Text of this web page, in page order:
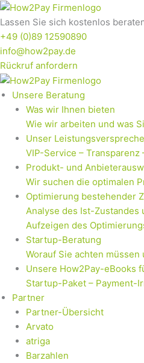
Zum
Inhalt
springen
Lassen Sie sich kostenlos
+49 (0)89 12590890
info@how2pay.de
Rückruf anfordern
Unsere Beratung
Was wir Ihnen bieten
Wie wir arbeiten und was
Unser
VIP-Service – Transparenz
Produkt- und
Wir suchen die optimalen
Optimierung bestehender
Analyse des Ist-Zustandes
Aufzeigen des
Startup-Beratung
Worauf Sie achten
Unsere How2Pay-eBooks
Startup-Paket – Payment-
Partner
Partner-Übersicht
Arvato
atriga
Barzahlen